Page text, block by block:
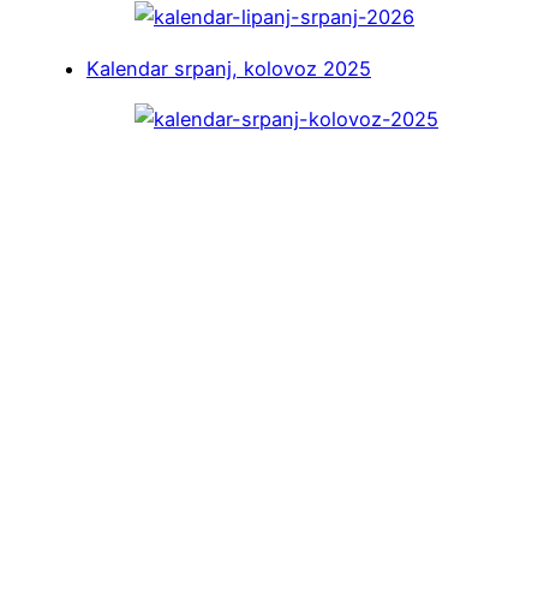
Kalendar srpanj, kolovoz 2025